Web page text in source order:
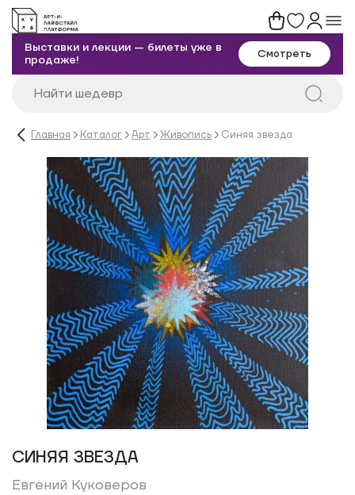
Выставки и лекции — билеты уже в
продаже!
Смотреть
Главная Каталог Арт Живопись Синяя звезда
СИНЯЯ ЗВЕЗДА
Евгений Куковеров